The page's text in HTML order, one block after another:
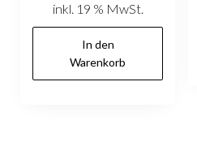
inkl. 19 % MwSt.
In den
Warenkorb